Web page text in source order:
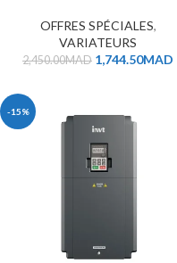
OFFRES SPÉCIALES,
VARIATEURS
2,450.00MAD 1,744.50MAD
-15%